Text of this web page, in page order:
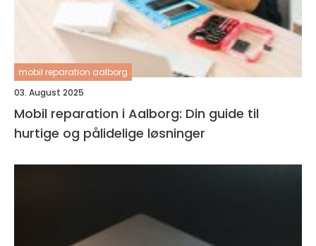
mobil reparation aalborg
03. August 2025
Mobil reparation i Aalborg: Din guide til
hurtige og pålidelige løsninger